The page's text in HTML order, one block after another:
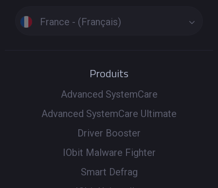
France - (Français)
Produits
Advanced SystemCare
Advanced SystemCare Ultimate
Driver Booster
IObit Malware Fighter
Smart Defrag